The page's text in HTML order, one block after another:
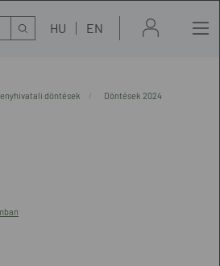
HU EN
döntések
Döntések 2024